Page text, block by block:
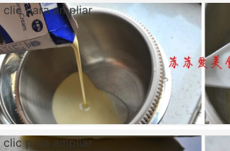
clic para ampliar
clic para ampliar